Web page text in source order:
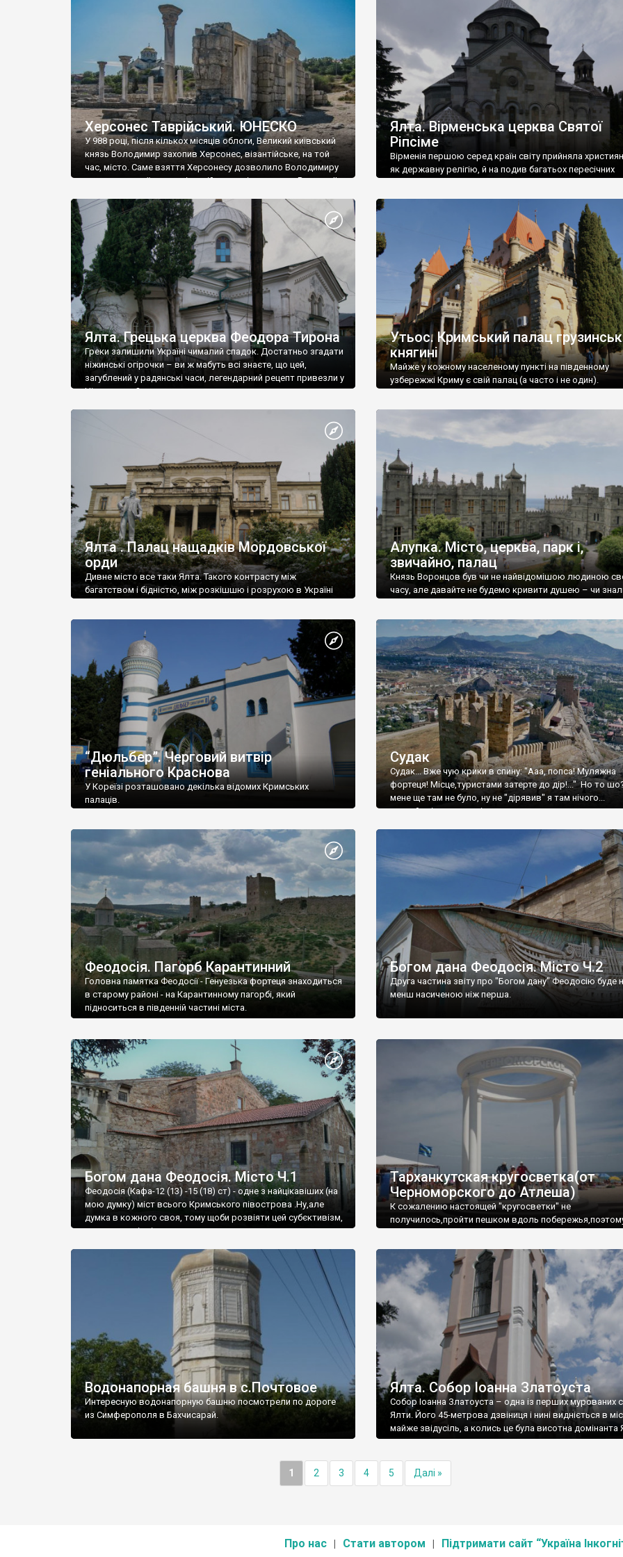
візантійської доби. Раритети викрадені з фондів об’єкту
культурної спадщини ЮНЕСКО «Херсонеса Таврійського».
Офіційно – на виставку «Золото Візантії», але експерти та
влада в Україні вважають це лише […]
називаються «повстяками» (postaki)…” “Вино. Крим
виробляє відмінне вино і його вдосталь: воно все
легке біле і дуже […]
Херсонес Таврійський. ЮНЕСКО
У 988 році, після кількох місяців облоги, Великий київський
князь Володимир захопив Херсонес, візантійське, на той
час, місто. Саме взяття Херсонесу дозволило Володимиру
диктувати свої умови візантійському імператору Василю ІІ,
Херсонесі Володимир-язичник, став Василем-
християнином. А потім було Хрещення Русі. На честь
Херсонесу Таврійського названо місто […]
Ялта. Вірменська церква Святої
Ріпсіме
Вірменія першою серед країн світу прийняла
як державну релігію, й на подив багатьох пересічних
Ялта. Грецька церква Феодора Тирона
Греки залишили Україні чималий спадок. Достатньо згадати
ніжинські огірочки – ви ж мабуть всі знаєте, що цей,
загублений у радянські часи, легендарний рецепт привезли у
Ніжин греки?
Утьос. Кримський палац
княгині
Майже у кожному населеному пункті на південному
узбережжі Криму є свій палац (а часто і не один).
Ялта . Палац нащадків Мордовської
орди
Дивне місто все таки Ялта. Такого контрасту між
багатством і бідністю, між розкішшю і розрухою в Україні
Алупка. Місто, церква, парк і,
звичайно, палац
Князь Воронцов був чи не найвідомішою людиною
часу, але давайте не будемо кривити душею – чи
“Дюльбер”. Черговий витвір
геніального Краснова
У Кореїзі розташовано декілька відомих Кримських
палаців.
Судак
Судак... Вже чую крики в спину: "Ааа, попса! Муляжна
фортеця! Місце,туристами затерте до дір!..." Но то
мене ще там не було, ну не "дірявив" я там нічого...
принаймні до цього літа.
Феодосія. Пагорб Карантинний
Головна памятка Феодосії - Генуезька фортеця знаходиться
в старому районі - на Карантинному пагорбі, який
підноситься в південній частині міста.
Богом дана Феодосія. Місто Ч.2
Друга частина звіту про "Богом дану" Феодосію буде
менш насиченою ніж перша.
Богом дана Феодосія. Місто Ч.1
Феодосія (Кафа-12 (13) -15 (18) ст) - одне з найцікавіших (на
мою думку) міст всього Кримського півострова .Ну,але
думка в кожного своя, тому щоби розвіяти цей субєктивізм,
запрошую відвідати це
Тарханкутская кругосветка(от
Черноморского до Атлеша)
К сожалению настоящей "кругосветки" не
получилось,пройти пешком вдоль
Водонапорная башня в с.Почтовое
Интересную водонапорную башню посмотрели по дороге
из Симферополя в Бахчисарай.
Ялта. Собор Іоанна Златоуста
Собор Іоанна Златоуста – одна із перших мурованих
Ялти. Його 45-метрова дзвіниця і нині видніється в
майже звідусіль, а колись це була висотна домінанта
1 2 3 4 5 Далі »
Про нас Стати автором Підтримати сайт “Україна